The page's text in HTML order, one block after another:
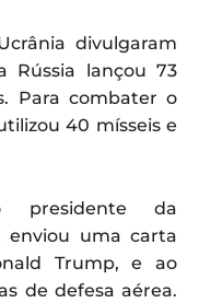
divulgaram
Rússia lançou 73
Para combater o
40 mísseis e
presidente da
enviou uma carta
Trump, e ao
de defesa aérea.